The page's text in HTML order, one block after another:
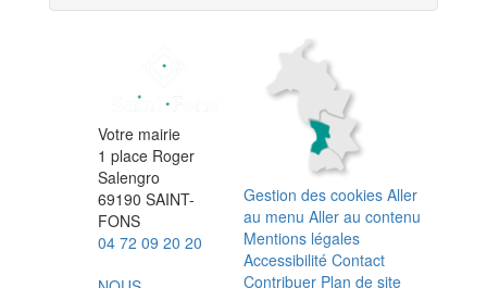
Votre mairie
1 place Roger
Salengro
69190 SAINT-
FONS
04 72 09 20 20
Gestion des cookies Aller
au menu Aller au contenu
Mentions légales
Accessibilité Contact
Contribuer Plan de site